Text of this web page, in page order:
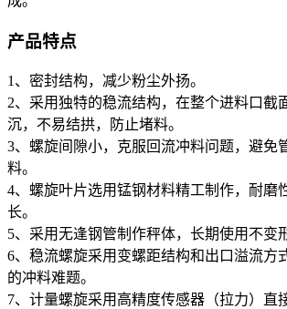
产品特点
1、密封结构，减少粉尘外扬。
2、采用独特的稳流结构，在整个进料口截
沉，不易结拱，防止堵料。
3、螺旋间隙小，克服回流冲料问题，避免
料。
4、螺旋叶片选用锰钢材料精工制作，耐磨
长。
5、采用无逢钢管制作秤体，长期使用不变
6、稳流螺旋采用变螺距结构和出口溢流方
的冲料难题。
7、计量螺旋采用高精度传感器（拉力）直